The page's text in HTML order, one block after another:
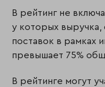
В рейтинг не
у которых
поставок в рамках
превышает 75%
В рейтинге могут